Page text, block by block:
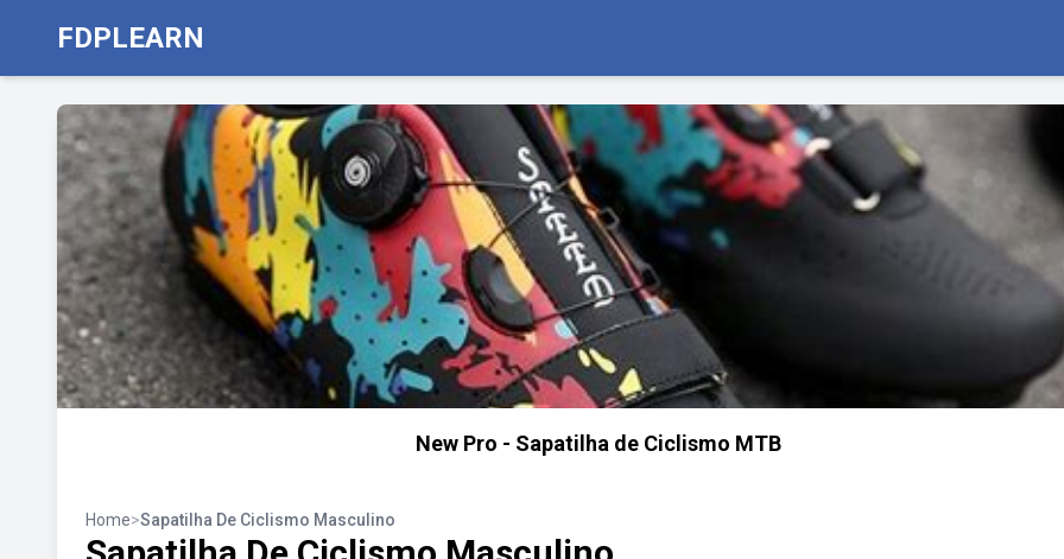
FDPLEARN
New Pro - Sapatilha de Ciclismo MTB
Home>Sapatilha De Ciclismo Masculino